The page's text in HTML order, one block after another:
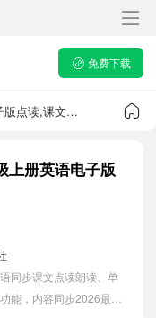
免费下载
外研剑桥Join In五年级上册英语电子版点读,课文音频跟读
上册英语电子版
同步课文点读朗读、单
能，内容同步2026最新